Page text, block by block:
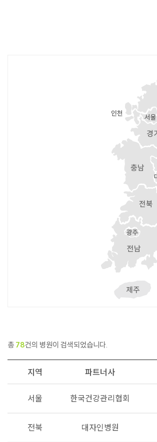
총 78건의 병원이 검색되었습니다.
지역 파트너사
서울 한국건강관리협회
전북 대자인병원